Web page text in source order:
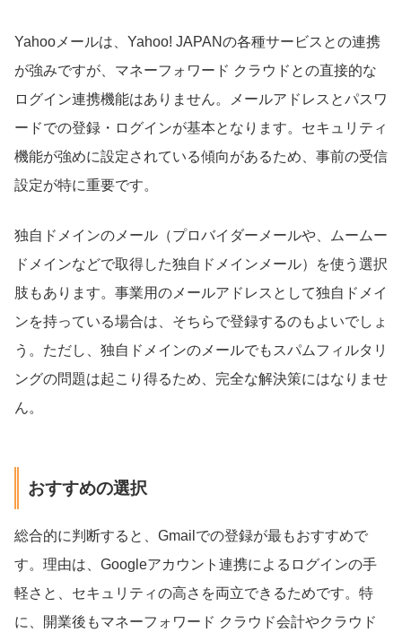
Yahooメールは、Yahoo! JAPANの各種サービスとの連携
が強みですが、マネーフォワード クラウドとの直接的な
ログイン連携機能はありません。メールアドレスとパスワ
ードでの登録・ログインが基本となります。セキュリティ
機能が強めに設定されている傾向があるため、事前の受信
設定が特に重要です。
独自ドメインのメール（プロバイダーメールや、ムームー
ドメインなどで取得した独自ドメインメール）を使う選択
肢もあります。事業用のメールアドレスとして独自ドメイ
ンを持っている場合は、そちらで登録するのもよいでしょ
う。ただし、独自ドメインのメールでもスパムフィルタリ
ングの問題は起こり得るため、完全な解決策にはなりませ
ん。
おすすめの選択
総合的に判断すると、Gmailでの登録が最もおすすめで
す。理由は、Googleアカウント連携によるログインの手
軽さと、セキュリティの高さを両立できるためです。特
に、開業後もマネーフォワード クラウド会計やクラウド